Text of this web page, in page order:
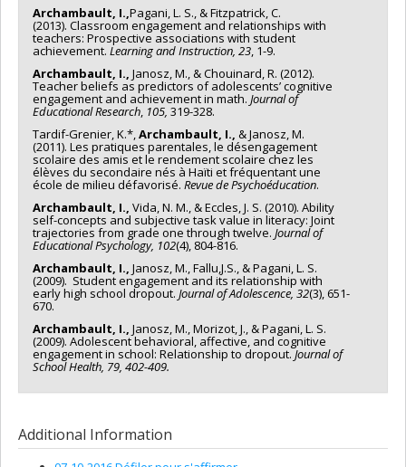
Archambault, I.,Pagani, L. S., & Fitzpatrick, C.
(2013). Classroom engagement and relationships with
teachers: Prospective associations with student
achievement. Learning and Instruction, 23, 1-9.
Archambault, I., Janosz, M., & Chouinard, R. (2012).
Teacher beliefs as predictors of adolescents’ cognitive
engagement and achievement in math. Journal of
Educational Research, 105, 319-328.
Tardif-Grenier, K.*,Archambault, I., & Janosz, M.
(2011). Les pratiques parentales, le désengagement
scolaire des amis et le rendement scolaire chez les
élèves du secondaire nés à Haïti et fréquentant une
école de milieu défavorisé. Revue de Psychoéducation.
Archambault, I., Vida, N. M., & Eccles, J. S. (2010). Ability
self-concepts and subjective task value in literacy: Joint
trajectories from grade one through twelve. Journal of
Educational Psychology, 102(4), 804-816.
Archambault, I., Janosz, M., Fallu,J.S., & Pagani, L. S.
(2009). Student engagement and its relationship with
early high school dropout. Journal of Adolescence, 32(3), 651-
670.
Archambault, I., Janosz, M., Morizot, J., & Pagani, L. S.
(2009). Adolescent behavioral, affective, and cognitive
engagement in school: Relationship to dropout. Journal of
School Health, 79, 402-409.
Additional Information